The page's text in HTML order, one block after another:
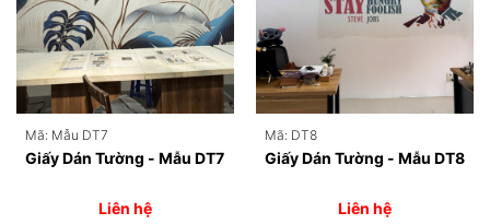
Mã: Mẫu DT7
Giấy Dán Tường - Mẫu DT7
Liên hệ
Mã: DT8
Giấy Dán Tường - Mẫu DT8
Liên hệ